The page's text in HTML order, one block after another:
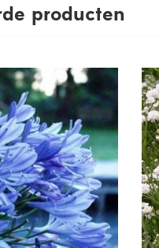
producten